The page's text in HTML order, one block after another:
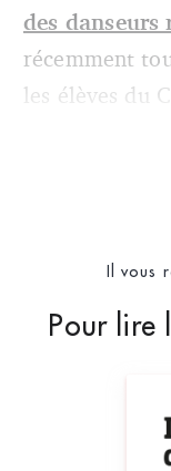
des danseurs
récemment
les élèves du
Il vous
Pour lire